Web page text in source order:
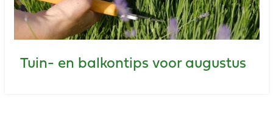
Tuin- en balkontips voor augustus